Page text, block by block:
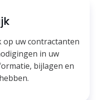
op uw contractanten
in uw
bijlagen en